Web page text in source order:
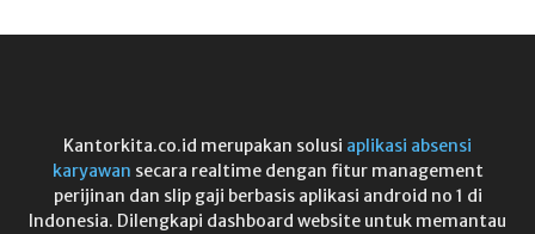
Kantorkita.co.id merupakan solusi aplikasi absensi
karyawan secara realtime dengan fitur management
perijinan dan slip gaji berbasis aplikasi android no 1 di
Indonesia. Dilengkapi dashboard website untuk memantau